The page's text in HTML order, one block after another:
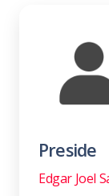
Preside
Edgar Joel